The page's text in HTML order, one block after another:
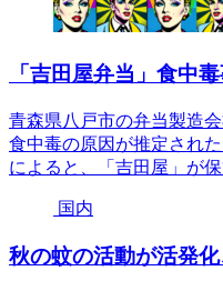
「吉田屋弁当」食中
青森県八戸市の弁当製造
食中毒の原因が推定され
によると、「吉田屋」が
国内
秋の蚊の活動が活発